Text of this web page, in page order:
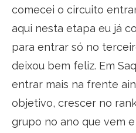
comecei o circuito
aqui nesta etapa eu já
para entrar só no
deixou bem feliz. Em
entrar mais na frente
objetivo, crescer no
grupo no ano que vem